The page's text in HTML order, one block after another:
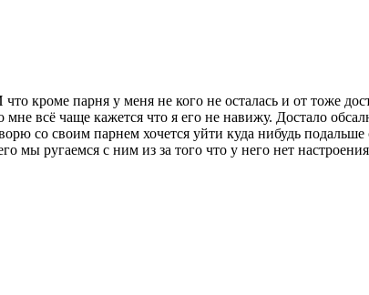
кроме парня у меня не кого не осталась и от тоже
всё чаще кажется что я его не навижу. Достало
со своим парнем хочется уйти куда нибудь
мы ругаемся с ним из за того что у него нет